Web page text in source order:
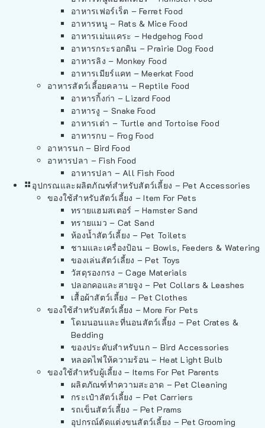
อาหารเฟอร์เร็ต – Ferret Food
อาหารหนู – Rats & Mice Food
อาหารเม่นแคระ – Hedgehog Food
อาหารกระรอกดิน – Prairie Dog Food
อาหารลิง – Monkey Food
อาหารเมียร์แคท – Meerkat Food
อาหารสัตว์เลี้อยคลาน – Reptile Food
อาหารกิ้งก่า – Lizard Food
อาหารงู – Snake Food
อาหารเต่า – Turtle and Tortoise Food
อาหารกบ – Frog Food
อาหารนก – Bird Food
อาหารปลา – Fish Food
อาหารปลา – All Fish Food
อุปกรณและผลิตภัณฑ์สำหรับสัตว์เลี้ยง – Pet Accessories
ของใช้สำหรับสัตว์เลี้ยง – Item For Pets
ทรายแฮมสเตอร์ – Hamster Sand
ทรายแมว – Cat Sand
ห้องน้ำสัตว์เลี้ยง – Pet Toilets
ชามและเครื่องป้อน – Bowls, Feeders & Watering
ของเล่นสัตว์เลี้ยง – Pet Toys
วัสดุรองกรง – Cage Materials
ปลอกคอและสายจูง – Pet Collars & Leashes
เสื้อผ้าสัตว์เลี้ยง – Pet Clothes
ของใช้สำหรับสัตว์เลี้ยง – More For Pets
โดมนอนและที่นอนสัตว์เลี้ยง – Pet Crates &
Bedding
ของประดับสำหรับนก – Bird Accessories
หลอดไฟให้ความร้อน – Heat Light Bulb
ของใช้สำหรับผู้เลี้ยง – Items For Pet Parents
ผลิตภัณฑ์ทำความสะอาด – Pet Cleaning
กระเป๋าสัตว์เลี้ยง – Pet Carriers
รถเข็นสัตว์เลี้ยง – Pet Prams
อุปกรณ์ตัดแต่งขนสัตว์เลี้ยง – Pet Grooming